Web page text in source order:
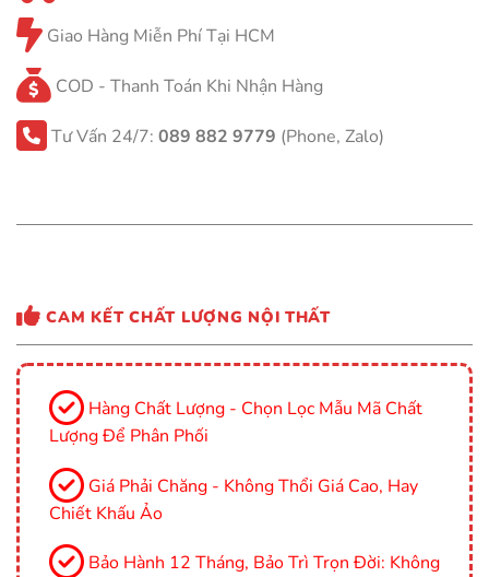
Giao Hàng Miễn Phí Tại HCM
COD - Thanh Toán Khi Nhận Hàng
Tư Vấn 24/7: 089 882 9779 (Phone, Zalo)
CAM KẾT CHẤT LƯỢNG NỘI THẤT
Hàng Chất Lượng - Chọn Lọc Mẫu Mã Chất
Lượng Để Phân Phối
Giá Phải Chăng - Không Thổi Giá Cao, Hay
Chiết Khấu Ảo
Bảo Hành 12 Tháng, Bảo Trì Trọn Đời: Không